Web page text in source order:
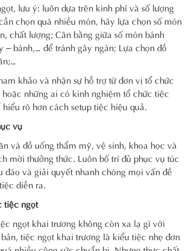
lưu ý: luôn dựa trên kinh phí và số lượng
chọn quá nhiều món, hãy lựa chọn số món
chất lượng; Cân bằng giữa số món bánh
– bánh,… để tránh gây ngán; Lựa chọn đồ
khảo và nhận sự hỗ trợ từ đơn vị tổ chức
những ai có kinh nghiệm tổ chức tiệc
rõ hơn cách setup tiệc hiệu quả.
vụ
và đồ uống thẩm mỹ, vệ sinh, khoa học và
mời thưởng thức. Luôn bố trí đủ phục vụ túc
đáo và giải quyết nhanh chóng mọi vấn đề
diễn ra.
tiệc ngọt
ngọt khai trương không còn xa lạ gì với
tiệc ngọt khai trương là kiểu tiệc nhẹ đơn